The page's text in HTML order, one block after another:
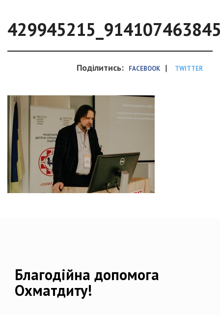
Поділитись: FACEBOOK | TWITTER
Благодійна допомога
Охматдиту!